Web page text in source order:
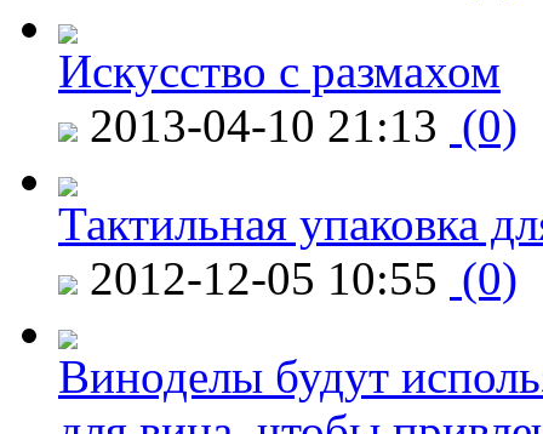
Искусство с размахом
2013-04-10 21:13 (0)
Тактильная упаковка
2012-12-05 10:55 (0)
Виноделы будут